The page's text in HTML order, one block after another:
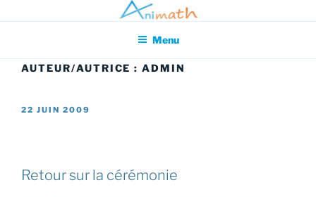
au
principal
Association pour l'Animation en Mathématiques
Menu
AUTEUR/AUTRICE :ADMIN
PUBLIÉ
22 JUIN 2009
Retour sur la cérémonie